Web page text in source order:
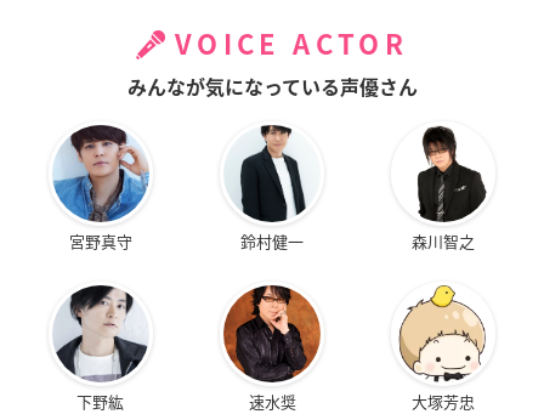
VOICE ACTOR
みんなが気になっている声優さん
宮野真守 鈴村健一 森川智之
下野紘 速水奨 大塚芳忠